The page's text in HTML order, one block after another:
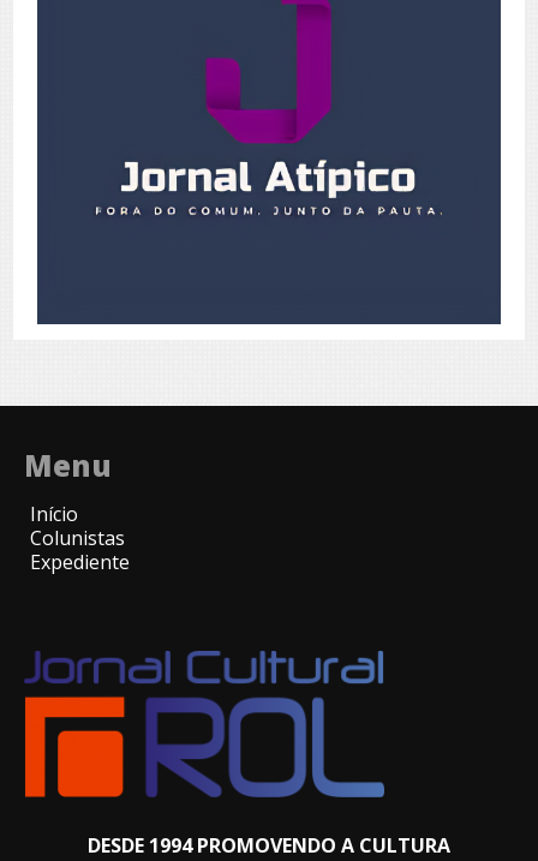
Menu
Início
Colunistas
Expediente
DESDE 1994 PROMOVENDO A CULTURA